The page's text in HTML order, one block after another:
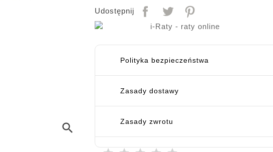
search
Udostępnij
Polityka bezpieczeństwa
Zasady dostawy
Zasady zwrotu